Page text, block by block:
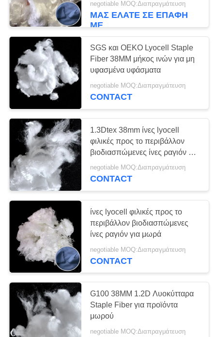
Πρωτεϊνική ίνα
σόγιας
Ίνα Bosilun
46
Ίνα Lyocell
20
negotiable MOQ:Διαπραγμάτευση
ΜΑΣ ΕΛΆΤΕ ΣΕ ΕΠΑΦΉ
ΜΕ
SGS και OEKO Lyocell Staple
Fiber 38MM μήκος ινών για μη
υφασμένα υφάσματα
negotiable MOQ:Διαπραγμάτευση
CONTACT
1.3Dtex 38mm ίνες lyocell
φιλικές προς το περιβάλλον
βιοδιασπώμενες ίνες ραγιόν για
πλέξιμο
negotiable MOQ:Διαπραγμάτευση
CONTACT
ίνες lyocell φιλικές προς το
περιβάλλον βιοδιασπώμενες
ίνες ραγιόν για μωρά
negotiable MOQ:Διαπραγμάτευση
CONTACT
G100 38MM 1.2D Λυοκύτταρα
Staple Fiber για προϊόντα
μωρού
negotiable MOQ:Διαπραγμάτευση